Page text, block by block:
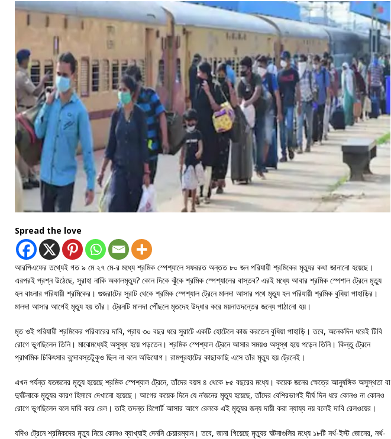
Spread the love
আরপিএফের তথ্যেই গত ৯ মে ২৭ মে-র মধ্যে শ্রমিক স্পেশ্যালে সফররত অন্তত ৮০ জন পরিযায়ী শ্রমিকের মৃত্যুর কথা জানানো হয়েছে।
এরপরই প্রশ্ন উঠেছে, সুরাহা নাকি অকালমৃত্যু? কোন দিকে ঝুঁকে শ্রমিক স্পেশ্যালের বাস্তব? এরই মধ্যে আবার শ্রমিক স্পেশাল ট্রেনে মৃত্যু
হল বাংলার পরিযায়ী শ্রমিকের। গুজরাটের সুরাট থেকে শ্রমিক স্পেশ্যাল ট্রেনে মালদা আসার পথে মৃত্যু হল পরিযায়ী শ্রমিক বুধিয়া পাহাড়ির।
মালদা আসার আগেই মৃত্যু হয় তাঁর। ট্রেনটি মালদা পৌঁছলে মৃতদেহ উদ্ধার করে ময়নাতদন্তের জন্যে পাঠানো হয়।
মৃত ওই পরিযায়ী শ্রমিকের পরিবারের দাবি, প্রায় ৩০ বছর ধরে সুরাটে একটি হোটেলে কাজ করতেন বুধিয়া পাহাড়ি। তবে, অনেকদিন ধরেই টিবি
রোগে ভুগছিলেন তিনি। মাঝেমধ্যেই অসুস্থ হয়ে পড়তেন। শ্রমিক স্পেশ্যাল ট্রেনে আসার সময়ও অসুস্থ হয়ে পড়েন তিনি। কিন্তু ট্রেনে
প্রাথমিক চিকিৎসার বন্দোবস্তটুকুও ছিল না বলে অভিযোগ। রামপুরহাটের কাছাকাছি এসে তাঁর মৃত্যু হয় ট্রেনেই।
এখন পর্যন্ত যতজনের মৃত্যু হয়েছে শ্রমিক স্পেশ্যাল ট্রেনে, তাঁদের বয়স ৪ থেকে ৮৫ বছরের মধ্যে। কয়েক জনের ক্ষেত্রে আনুষঙ্গিক অসুস্থতা বা
দুর্ঘটনাকে মৃত্যুর কারণ হিসাবে দেখানো হয়েছে। আগের কয়েক দিনে যে ন’জনের মৃত্যু হয়েছে, তাঁদের বেশিরভাগই দীর্ঘ দিন ধরে কোনও না কোনও
রোগে ভুগছিলেন বলে দাবি করে রেল। তাই তদন্ত রিপোর্ট আসার আগে রেলকে এই মৃত্যুর জন্য দায়ী করা ন্যায্য নয় বলেই দাবি রেলওয়ের।
যদিও ট্রেনে শ্রমিকদের মৃত্যু নিয়ে কোনও ব্যাখ্যাই দেননি চেয়ারম্যান। তবে, জানা গিয়েছে মৃত্যুর ঘটনাগুলির মধ্যে ১৮টি নর্থ-ইস্ট জোনের, নর্থ-